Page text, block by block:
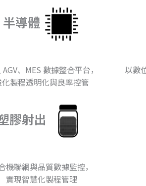
半導體
、MES 數據整合平台，
製程透明化與良率控管
膠射出
機聯網與品質數據監控，
實現智慧化製程管理
以數